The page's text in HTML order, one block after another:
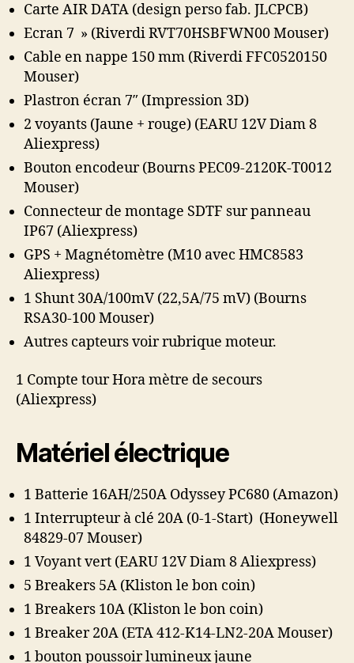
Carte AIR DATA (design perso fab. JLCPCB)
Ecran 7 » (Riverdi RVT70HSBFWN00 Mouser)
Cable en nappe 150 mm (Riverdi FFC0520150
Mouser)
Plastron écran 7″ (Impression 3D)
2 voyants (Jaune + rouge) (EARU 12V Diam 8
Aliexpress)
Bouton encodeur (Bourns PEC09-2120K-T0012
Mouser)
Connecteur de montage SDTF sur panneau
IP67 (Aliexpress)
GPS + Magnétomètre (M10 avec HMC8583
Aliexpress)
1 Shunt 30A/100mV (22,5A/75 mV) (Bourns
RSA30-100 Mouser)
Autres capteurs voir rubrique moteur.
1 Compte tour Hora mètre de secours
(Aliexpress)
Matériel électrique
1 Batterie 16AH/250A Odyssey PC680 (Amazon)
1 Interrupteur à clé 20A (0-1-Start) (Honeywell
84829-07 Mouser)
1 Voyant vert (EARU 12V Diam 8 Aliexpress)
5 Breakers 5A (Kliston le bon coin)
1 Breakers 10A (Kliston le bon coin)
1 Breaker 20A (ETA 412-K14-LN2-20A Mouser)
1 bouton poussoir lumineux jaune